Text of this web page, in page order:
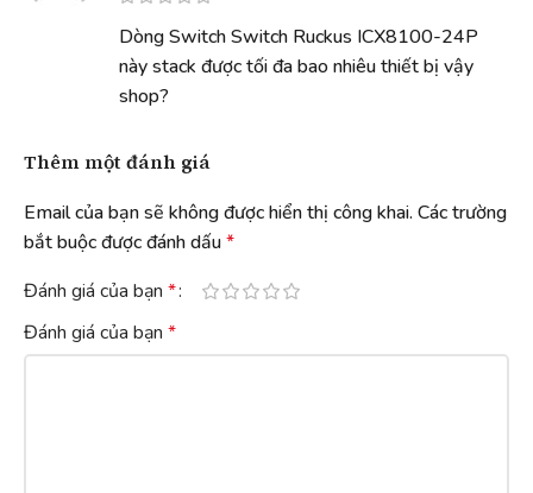
Dòng Switch Switch Ruckus ICX8100-24P
này stack được tối đa bao nhiêu thiết bị vậy
shop?
Thêm một đánh giá
Email của bạn sẽ không được hiển thị công khai. Các trường
bắt buộc được đánh dấu*
Đánh giá của bạn *
Đánh giá của bạn *